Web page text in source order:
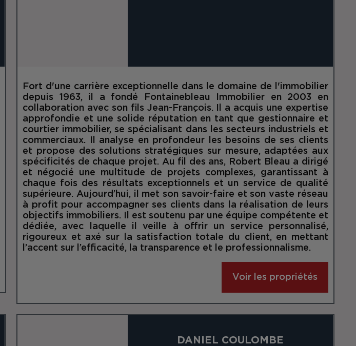
Fort d'une carrière exceptionnelle dans le domaine de l'immobilier
depuis 1963, il a fondé Fontainebleau Immobilier en 2003 en
collaboration avec son fils Jean-François. Il a acquis une expertise
approfondie et une solide réputation en tant que gestionnaire et
courtier immobilier, se spécialisant dans les secteurs industriels et
commerciaux. Il analyse en profondeur les besoins de ses clients
et propose des solutions stratégiques sur mesure, adaptées aux
spécificités de chaque projet. Au fil des ans, Robert Bleau a dirigé
et négocié une multitude de projets complexes, garantissant à
chaque fois des résultats exceptionnels et un service de qualité
supérieure. Aujourd’hui, il met son savoir-faire et son vaste réseau
à profit pour accompagner ses clients dans la réalisation de leurs
objectifs immobiliers. Il est soutenu par une équipe compétente et
dédiée, avec laquelle il veille à offrir un service personnalisé,
rigoureux et axé sur la satisfaction totale du client, en mettant
l’accent sur l’efficacité, la transparence et le professionnalisme.
Voir les propriétés
DANIEL COULOMBE